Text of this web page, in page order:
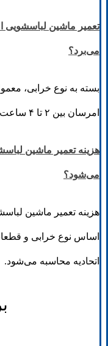
تعمیر ماشین لباسشویی
می‌برد؟
بسته به نوع خرابی،
امرسان بین ۲ تا ۴ ساعت در محل مشتری انجام می‌شود.
هزینه تعمیر ماشین
می‌شود؟
هزینه تعمیر ماشین
اساس نوع خرابی و
اتحادیه محاسبه می‌شود.